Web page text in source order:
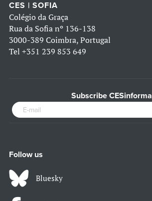
CES | SOFIA
Colégio da Graça
Rua da Sofia nº 136-138
3000-389 Coimbra, Portugal
Tel +351 239 853 649
Subscribe CESinforma
Follow us
Bluesky